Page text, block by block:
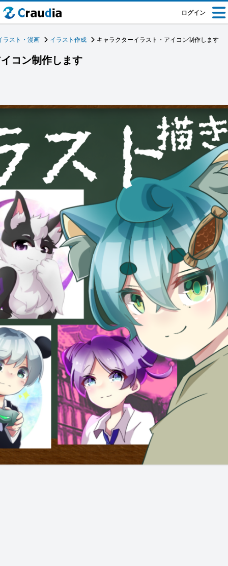
ログイン
ラスト・漫画 イラスト作成 キャラクターイラスト・アイコン制作します
コン制作します